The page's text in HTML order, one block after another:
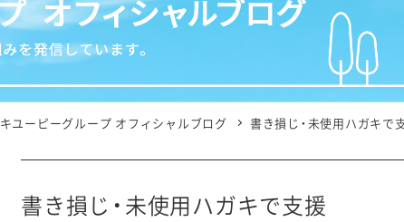
ファインケミカル
食をテーマにした講演会 オープンキッチン（工場見学）
海外における食育活動 食に関する情報提供
気候変動への対応 生物多様性の保全
持続可能な調達
イニシアチブ・加盟団体 社会・環境活動の歴史
技術ソリューション 研究開発スタイル 学
IRライブラリ 株式情報
IRよくあるご質問 ディスクロージャーポリシー
書き損じ・未使用ハガキで支援
キユーピーグループ オフィシャルブログ 書き損じ・未使用ハガキで